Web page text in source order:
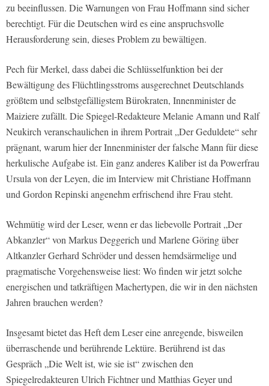
zu beeinflussen. Die Warnungen von Frau Hoffmann sind sicher
berechtigt. Für die Deutschen wird es eine anspruchsvolle
Herausforderung sein, dieses Problem zu bewältigen.
Pech für Merkel, dass dabei die Schlüsselfunktion bei der
Bewältigung des Flüchtlingsstroms ausgerechnet Deutschlands
größtem und selbstgefälligstem Bürokraten, Innenminister de
Maiziere zufällt. Die Spiegel-Redakteure Melanie Amann und Ralf
Neukirch veranschaulichen in ihrem Portrait „Der Geduldete“ sehr
prägnant, warum hier der Innenminister der falsche Mann für diese
herkulische Aufgabe ist. Ein ganz anderes Kaliber ist da Powerfrau
Ursula von der Leyen, die im Interview mit Christiane Hoffmann
und Gordon Repinski angenehm erfrischend ihre Frau steht.
Wehmütig wird der Leser, wenn er das liebevolle Portrait „Der
Abkanzler“ von Markus Deggerich und Marlene Göring über
Altkanzler Gerhard Schröder und dessen hemdsärmelige und
pragmatische Vorgehensweise liest: Wo finden wir jetzt solche
energischen und tatkräftigen Machertypen, die wir in den nächsten
Jahren brauchen werden?
Insgesamt bietet das Heft dem Leser eine anregende, bisweilen
überraschende und berührende Lektüre. Berührend ist das
Gespräch „Die Welt ist, wie sie ist“ zwischen den
Spiegelredakteuren Ulrich Fichtner und Matthias Geyer und